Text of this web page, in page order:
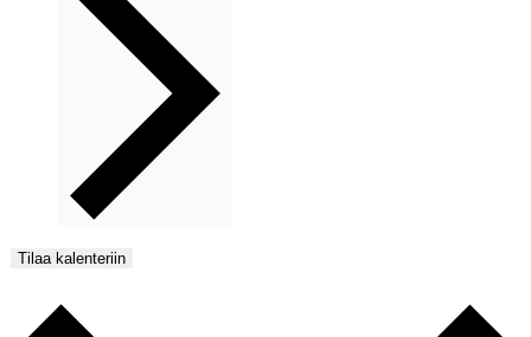
Tilaa kalenteriin